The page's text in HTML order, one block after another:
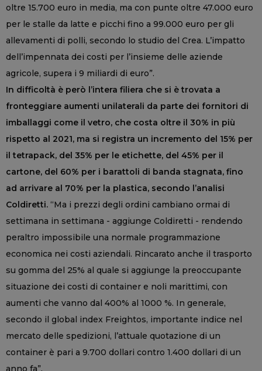
oltre 15.700 euro in media, ma con punte oltre 47.000 euro
per le stalle da latte e picchi fino a 99.000 euro per gli
allevamenti di polli, secondo lo studio del Crea. L’impatto
dell’impennata dei costi per l’insieme delle aziende
agricole, supera i 9 miliardi di euro”.
In difficoltà è però l’intera filiera che si è trovata a
fronteggiare aumenti unilaterali da parte dei fornitori di
imballaggi come il vetro, che costa oltre il 30% in più
rispetto al 2021, ma si registra un incremento del 15% per
il tetrapack, del 35% per le etichette, del 45% per il
cartone, del 60% per i barattoli di banda stagnata, fino
ad arrivare al 70% per la plastica, secondo l’analisi
Coldiretti. “Ma i prezzi degli ordini cambiano ormai di
settimana in settimana - aggiunge Coldiretti - rendendo
peraltro impossibile una normale programmazione
economica nei costi aziendali. Rincarato anche il trasporto
su gomma del 25% al quale si aggiunge la preoccupante
situazione dei costi di container e noli marittimi, con
aumenti che vanno dal 400% al 1000 %. In generale,
secondo il global index Freightos, importante indice nel
mercato delle spedizioni, l’attuale quotazione di un
container è pari a 9.700 dollari contro 1.400 dollari di un
anno fa”.